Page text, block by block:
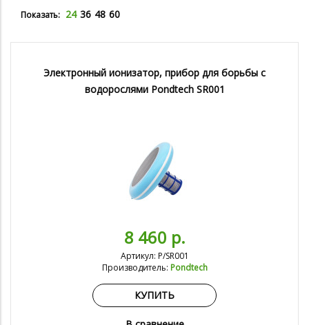
Показать: 24 36 48 60
Электронный ионизатор, прибор для борьбы с
водорослями Pondtech SR001
8 460 р.
Артикул: P/SR001
Производитель: Pondtech
КУПИТЬ